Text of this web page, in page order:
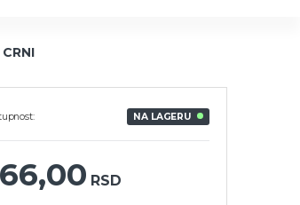
NA LAGERU
RSD